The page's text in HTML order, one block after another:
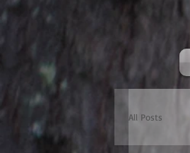
All Posts